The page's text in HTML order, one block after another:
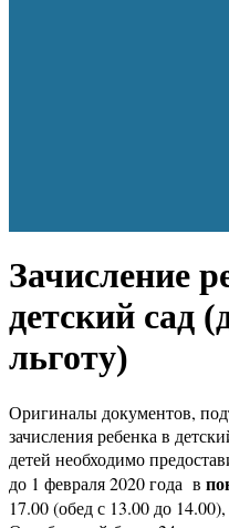
Зачисление
детский сад
льготу)
Оригиналы документов,
зачисления ребенка в
детей необходимо
до 1 февраля 2020 года в
17.00 (обед с 13.00 до